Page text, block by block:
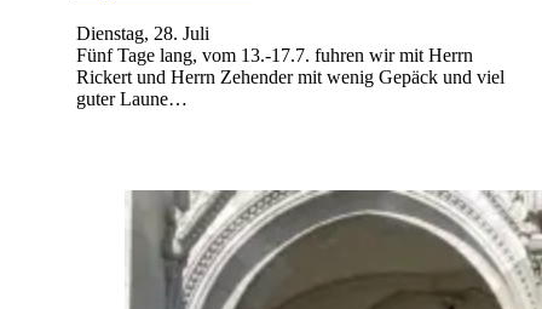
Dienstag, 28. Juli
Fünf Tage lang, vom 13.-17.7. fuhren wir mit Herrn
Rickert und Herrn Zehender mit wenig Gepäck und viel
guter Laune…